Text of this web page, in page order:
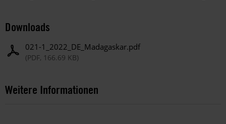
Downloads
021-1_2022_DE_Madagaskar.pdf
(PDF, 166.69 KB)
Weitere Informationen